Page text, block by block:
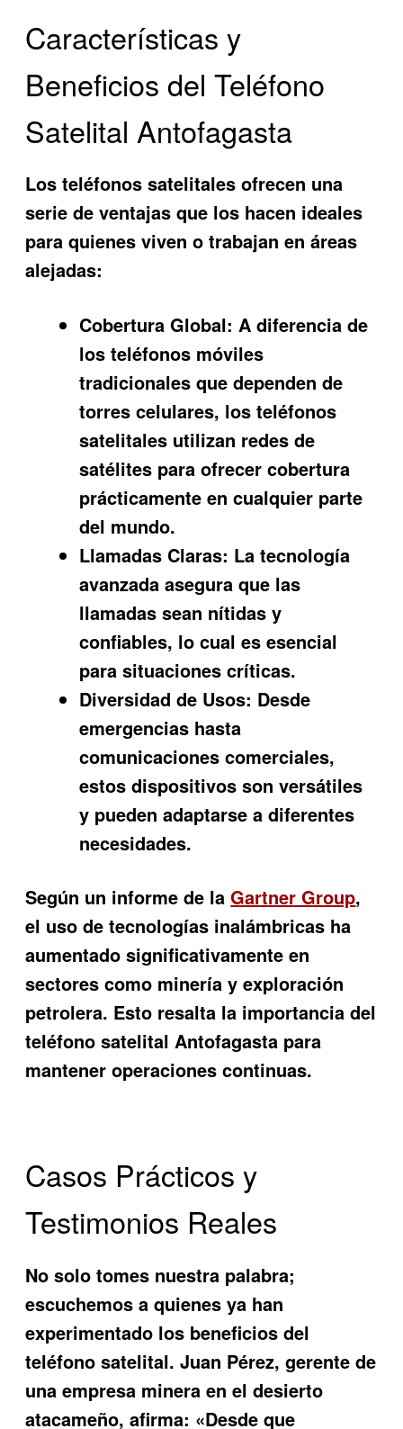
Características y
Beneficios del Teléfono
Satelital Antofagasta
Los teléfonos satelitales ofrecen una
serie de ventajas que los hacen ideales
para quienes viven o trabajan en áreas
alejadas:
Cobertura Global: A diferencia de
los teléfonos móviles
tradicionales que dependen de
torres celulares, los teléfonos
satelitales utilizan redes de
satélites para ofrecer cobertura
prácticamente en cualquier parte
del mundo.
Llamadas Claras: La tecnología
avanzada asegura que las
llamadas sean nítidas y
confiables, lo cual es esencial
para situaciones críticas.
Diversidad de Usos: Desde
emergencias hasta
comunicaciones comerciales,
estos dispositivos son versátiles
y pueden adaptarse a diferentes
necesidades.
Según un informe de laGartner Group,
el uso de tecnologías inalámbricas ha
aumentado significativamente en
sectores como minería y exploración
petrolera. Esto resalta la importancia del
teléfono satelital Antofagasta para
mantener operaciones continuas.
Casos Prácticos y
Testimonios Reales
No solo tomes nuestra palabra;
escuchemos a quienes ya han
experimentado los beneficios del
teléfono satelital. Juan Pérez, gerente de
una empresa minera en el desierto
atacameño, afirma: «Desde que